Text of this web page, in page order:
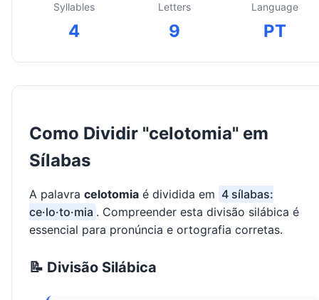
Syllables
4
Letters
9
Language
PT
Como Dividir "celotomia" em
Sílabas
A palavra celotomia é dividida em 4 sílabas:
ce·lo·to·mia . Compreender esta divisão silábica é
essencial para pronúncia e ortografia corretas.
📝 Divisão Silábica